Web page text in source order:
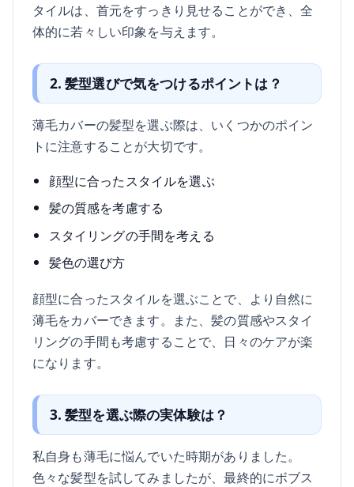
タイルは、首元をすっきり見せることができ、全
体的に若々しい印象を与えます。
2. 髪型選びで気をつけるポイントは？
薄毛カバーの髪型を選ぶ際は、いくつかのポイン
トに注意することが大切です。
顔型に合ったスタイルを選ぶ
髪の質感を考慮する
スタイリングの手間を考える
髪色の選び方
顔型に合ったスタイルを選ぶことで、より自然に
薄毛をカバーできます。また、髪の質感やスタイ
リングの手間も考慮することで、日々のケアが楽
になります。
3. 髪型を選ぶ際の実体験は？
私自身も薄毛に悩んでいた時期がありました。
色々な髪型を試してみましたが、最終的にボブス